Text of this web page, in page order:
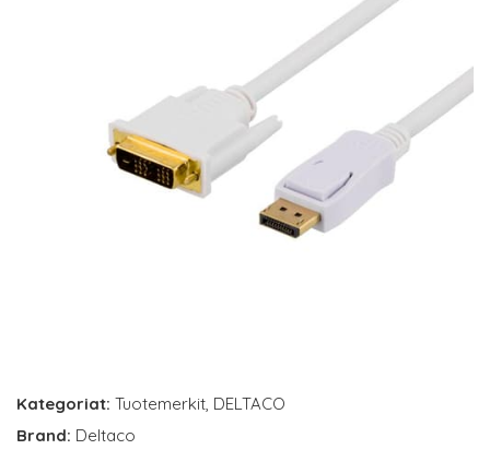
Kategoriat: Tuotemerkit, DELTACO
Brand: Deltaco